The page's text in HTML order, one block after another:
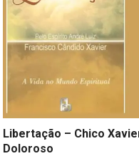
Libertação – Chico
Doloroso